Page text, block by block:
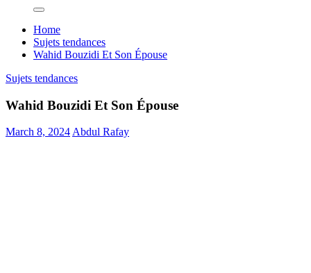
Home
Sujets tendances
Wahid Bouzidi Et Son Épouse
Sujets tendances
Wahid Bouzidi Et Son Épouse
March 8, 2024Abdul Rafay